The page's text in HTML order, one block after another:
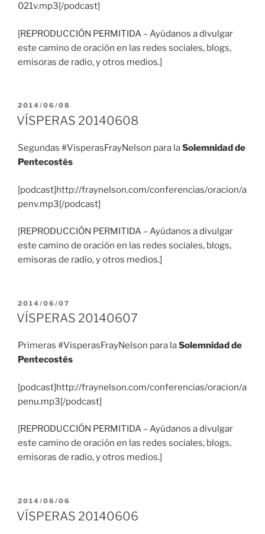
021v.mp3[/podcast]
[REPRODUCCIÓN PERMITIDA – Ayúdanos a divulgar
este camino de oración en las redes sociales, blogs,
emisoras de radio, y otros medios.]
PUBLICADO
EL
2014/06/08
VÍSPERAS 20140608
Segundas #VisperasFrayNelson para laSolemnidad de
Pentecostés
[podcast]http://fraynelson.com/conferencias/oracion/a
penv.mp3[/podcast]
[REPRODUCCIÓN PERMITIDA – Ayúdanos a divulgar
este camino de oración en las redes sociales, blogs,
emisoras de radio, y otros medios.]
PUBLICADO
EL
2014/06/07
VÍSPERAS 20140607
Primeras #VisperasFrayNelson para laSolemnidad de
Pentecostés
[podcast]http://fraynelson.com/conferencias/oracion/a
penu.mp3[/podcast]
[REPRODUCCIÓN PERMITIDA – Ayúdanos a divulgar
este camino de oración en las redes sociales, blogs,
emisoras de radio, y otros medios.]
PUBLICADO
EL
2014/06/06
VÍSPERAS 20140606